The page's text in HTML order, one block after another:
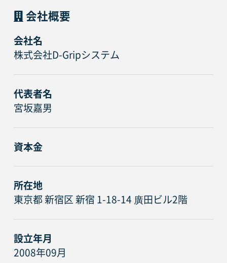
会社概要
会社名
株式会社D-Gripシステム
代表者名
宮坂嘉男
資本金
所在地
東京都 新宿区 新宿 1-18-14 廣田ビル2階
設立年月
2008年09月